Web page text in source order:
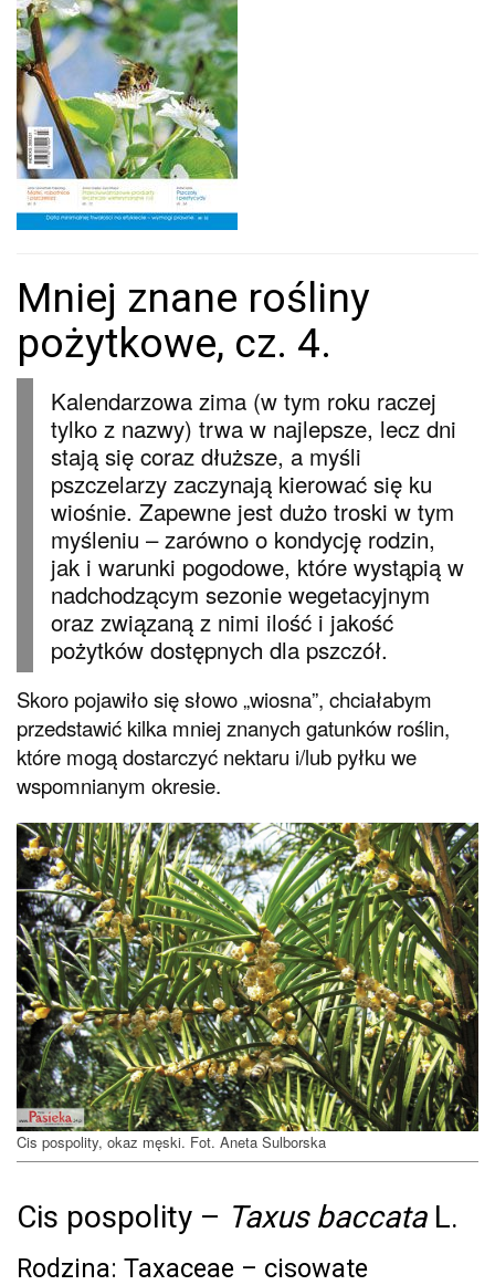
Mniej znane rośliny
pożytkowe, cz. 4.
Kalendarzowa zima (w tym roku raczej
tylko z nazwy) trwa w najlepsze, lecz dni
stają się coraz dłuższe, a myśli
pszczelarzy zaczynają kierować się ku
wiośnie. Zapewne jest dużo troski w tym
myśleniu – zarówno o kondycję rodzin,
jak i warunki pogodowe, które wystąpią w
nadchodzącym sezonie wegetacyjnym
oraz związaną z nimi ilość i jakość
pożytków dostępnych dla pszczół.
Skoro pojawiło się słowo „wiosna”, chciałabym
przedstawić kilka mniej znanych gatunków roślin,
które mogą dostarczyć nektaru i/lub pyłku we
wspomnianym okresie.
Cis pospolity, okaz męski. Fot. Aneta Sulborska
Cis pospolity – Taxus baccataL.
Rodzina: Taxaceae – cisowate